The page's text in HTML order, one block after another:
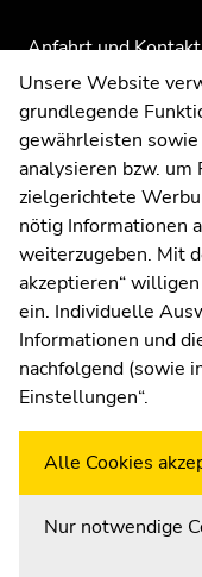
Anfahrt und Kontakt
Kommunikation
Moodle
UNIGRAZonline
Impressum
Cookie-
WetterstationUni
Unsere Website
grundlegende
gewährleisten
analysieren bzw. um
zielgerichtete
nötig Informationen
weiterzugeben. Mit
akzeptieren“
ein. Individuelle
Informationen und
nachfolgend (sowie
Einstellungen“.
Alle Cookies
Nur notwendige